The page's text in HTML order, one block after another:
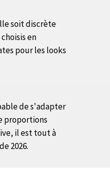
soit discrète
en
pour les looks
de s'adapter
proportions
il est tout à
2026.